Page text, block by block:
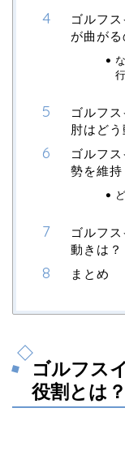
ゴルフ
が曲がる
ゴルフ
肘はどう
ゴルフ
勢を維持
ゴルフ
動きは？
まとめ
ゴルフス
役割とは？